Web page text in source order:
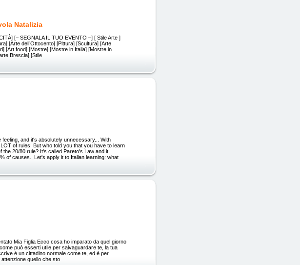
Natalizia
[– SEGNALA IL TUO EVENTO –] [ Stile Arte ]
[Arte dell’Ottocento] [Pittura] [Scultura] [Arte
[Art food] [Mostre] [Mostre in Italia] [Mostre in
Brescia] [Stile
and it's absolutely unnecessary... With
of rules! But who told you that you have to learn
20/80 rule? It's called Pareto's Law and it
of causes. ​ Let's apply it to Italian learning: what
Mia Figlia Ecco cosa ho imparato da quel giorno
può esserti utile per salvaguardare te, la tua
è un cittadino normale come te, ed è per
quello che sto